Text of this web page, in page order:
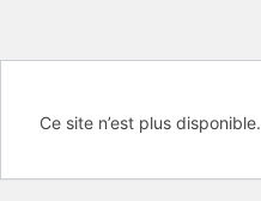
Ce site n’est plus disponible.